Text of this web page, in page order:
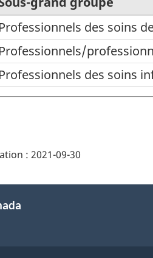
Professionnels des soins
professionnelles
Professionnels/
Professionnels des soins
: 2021-09-30